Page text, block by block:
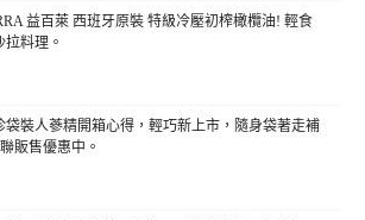
益百萊 西班牙原裝 特級冷壓初榨橄欖油! 輕食
拉料理。
袋裝人蔘精開箱心得，輕巧新上市，隨身袋著走補
販售優惠中。